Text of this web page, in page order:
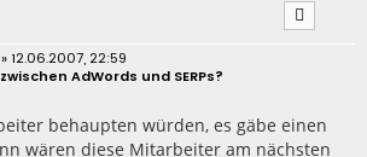
12.06.2007, 22:59
AdWords und SERPs?
behaupten würden, es gäbe einen
wären diese Mitarbeiter am nächsten